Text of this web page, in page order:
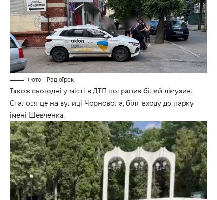
Фото – РадіоТрек
Також сьогодні у місті в ДТП потрапив білий лімузин.
Сталося це на вулиці Чорновола, біля входу до парку
імені Шевченка.